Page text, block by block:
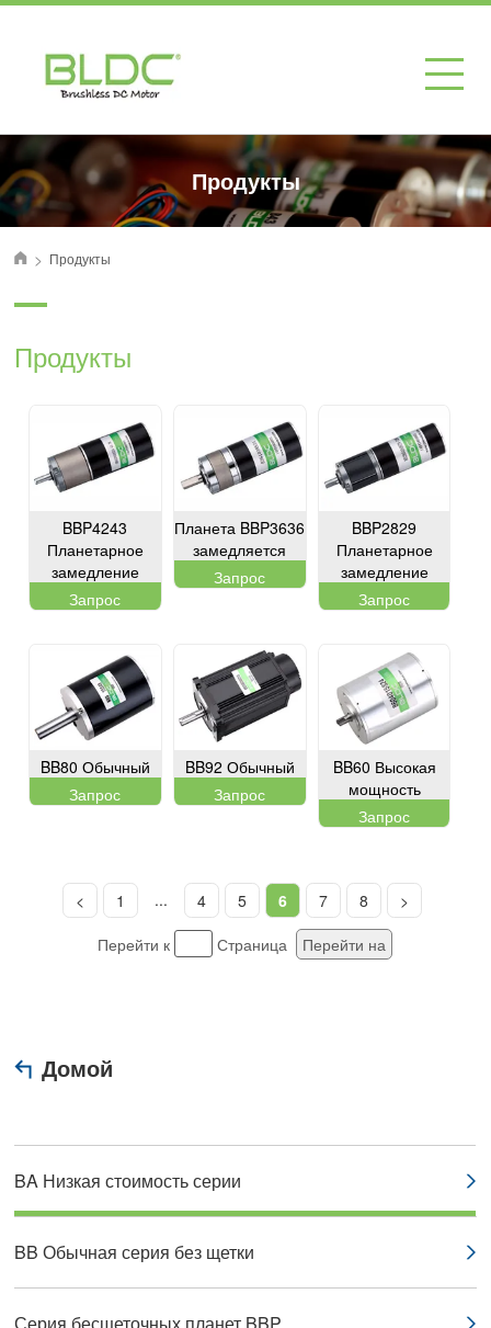
Продукты
首页
> Продукты
Продукты
BBP4243
Планетарное
замедление
Запрос
Планета BBP3636
замедляется
Запрос
BBP2829
Планетарное
замедление
Запрос
BB80 Обычный
Запрос
BB92 Обычный
Запрос
BB60 Высокая
мощность
Запрос
< 1 ... 4 5 6 7 8
>
Перейти к
Страница Перейти на
Домой
BA Низкая стоимость серии
BB Обычная серия без щетки